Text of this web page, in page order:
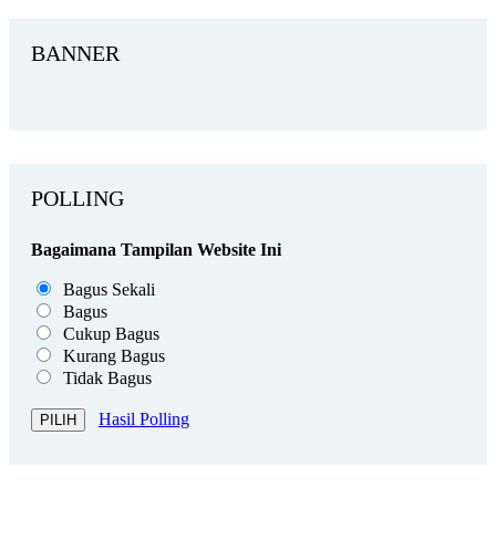
BANNER
POLLING
Bagaimana Tampilan Website Ini
Bagus Sekali
Bagus
Cukup Bagus
Kurang Bagus
Tidak Bagus
Hasil Polling